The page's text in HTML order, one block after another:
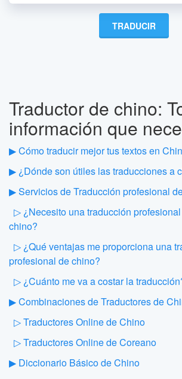
Traductor de chino:
información que
▶ Cómo traducir mejor tus textos en
▶ ¿Dónde son útiles las traducciones a
▶ Servicios de Traducción profesional
▷ ¿Necesito una traducción
chino?
▷ ¿Qué ventajas me proporciona una
profesional de chino?
▷ ¿Cuánto me va a costar la
▶ Combinaciones de Traductores de
▷ Traductores Online de Chino
▷ Traductores Online de Coreano
▶ Diccionario Básico de Chino